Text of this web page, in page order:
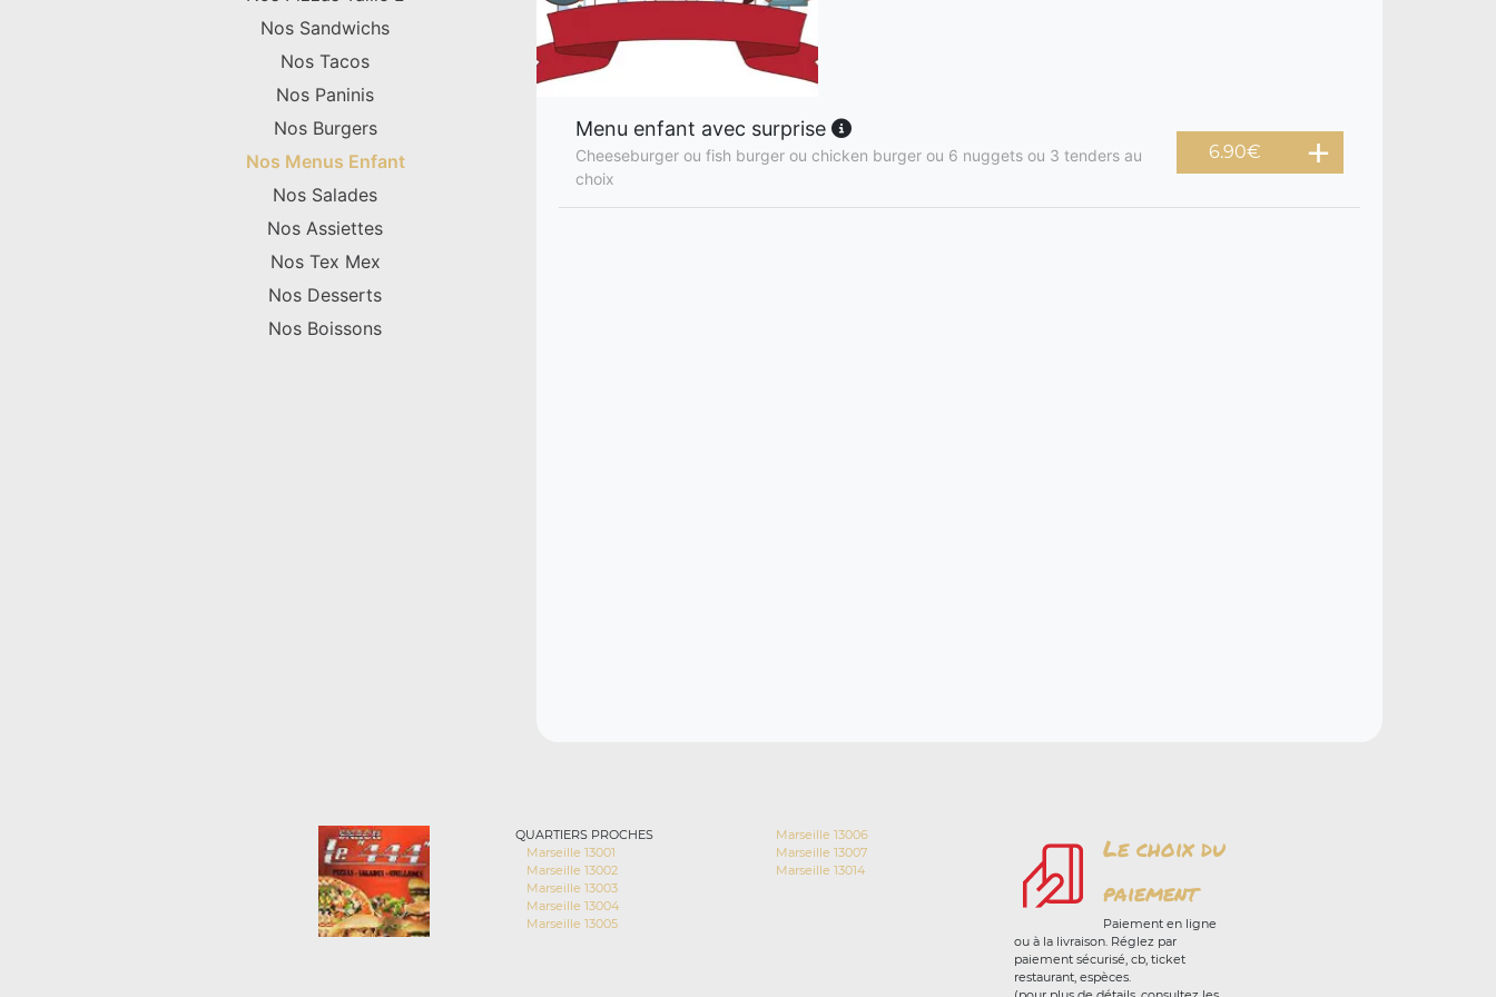
Nos Sandwichs
Nos Tacos
Nos Paninis
Nos Burgers
Nos Menus Enfant
Nos Salades
Nos Assiettes
Nos Tex Mex
Nos Desserts
Nos Boissons
Menu enfant avec surprise
Cheeseburger ou fish burger ou chicken burger ou 6 nuggets ou 3 tenders au
choix
6.90€
QUARTIERS PROCHES
Marseille 13001
Marseille 13002
Marseille 13003
Marseille 13004
Marseille 13005
Marseille 13006
Marseille 13007
Marseille 13014
Le choix du
paiement
Paiement en ligne
ou à la livraison. Réglez par
paiement sécurisé, cb, ticket
restaurant, espèces.